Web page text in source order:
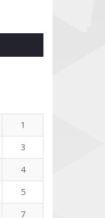
1
3
4
5
7